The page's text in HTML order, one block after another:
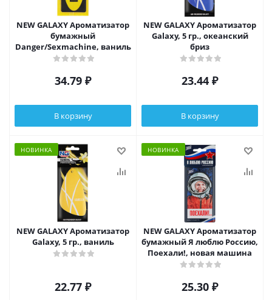
NEW GALAXY Ароматизатор
бумажный
Danger/Sexmachine, ваниль
34.79 ₽
В корзину
NEW GALAXY Ароматизатор
Galaxy, 5 гр., океанский
бриз
23.44 ₽
В корзину
НОВИНКА
NEW GALAXY Ароматизатор
Galaxy, 5 гр., ваниль
22.77 ₽
НОВИНКА
NEW GALAXY Ароматизатор
бумажный Я люблю Россию,
Поехали!, новая машина
25.30 ₽